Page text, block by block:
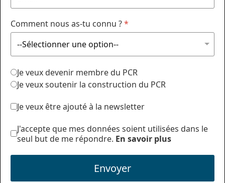
Comment nous as-tu connu ?*
Je veux devenir membre du PCR
Je veux soutenir la construction du PCR
Je veux être ajouté à la newsletter
J'accepte que mes données soient utilisées dans le
seul but de me répondre. En savoir plus
Envoyer